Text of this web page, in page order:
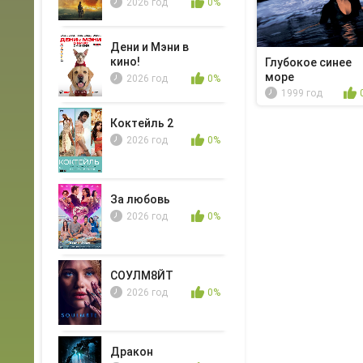
2026 год 0%
Дени и Мэни в
кино!
2026 год 0%
Коктейль 2
2026 год 0%
За любовь
2026 год 0%
СОУЛМ8ЙТ
2026 год 0%
Дракон
Глубокое синее
море
1999 год